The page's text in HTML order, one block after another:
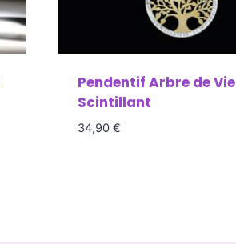
Pendentif Arbre de Vie
Scintillant
34,90 €